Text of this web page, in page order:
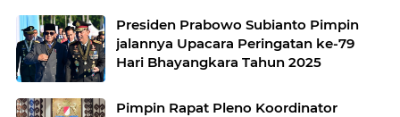
Presiden Prabowo Subianto Pimpin
jalannya Upacara Peringatan ke-79
Hari Bhayangkara Tahun 2025
Pimpin Rapat Pleno Koordinator